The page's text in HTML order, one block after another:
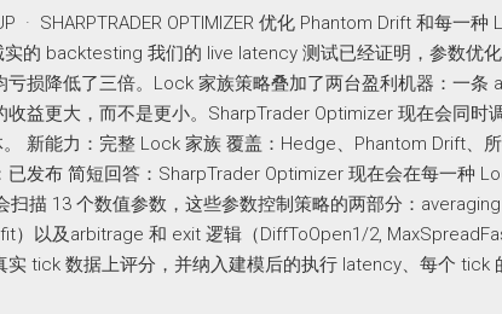
· SHARPTRADER OPTIMIZER 优化 Phantom Drift 和每一
的 backtesting 我们的 live latency 测试已经证明，参数优
亏损降低了三倍。Lock 家族策略叠加了两台盈利机器：一条
收益更大，而不是更小。SharpTrader Optimizer 现在会同
新能力：完整 Lock 家族 覆盖：Hedge、Phantom Drift、
已发布 简短回答：SharpTrader Optimizer 现在会在每一种
扫描 13 个数值参数，这些参数控制策略的两部分：
）以及arbitrage 和 exit 逻辑（DiffToOpen1/2,
实 tick 数据上评分，并纳入建模后的执行 latency、每个 tick